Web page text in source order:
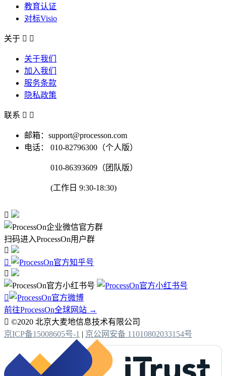
教育认证
对标Visio
关于  
关于我们
加入我们
服务条款
隐私政策
联系  
邮箱：support@processon.com
电话：
010-82796300（个人版）
010-86393609（团队版）
(工作日 9:30-18:30)

扫码进入ProcessOn用户群




前往ProcessOn全球网站 →
 ©2020 北京大麦地信息技术有限公司
京ICP备15008605号-1 | 京公网安备 11010802033154号